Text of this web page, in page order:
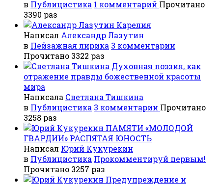
в Публицистика 1 комментарий Прочитано
3390 раз
Карелия
Написал Александр Лазутин
в Пейзажная лирика 3 комментарии
Прочитано 3322 раз
Духовная поэзия, как
отражение правды божественной красоты
мира
Написала Светлана Тишкина
в Публицистика 3 комментарии Прочитано
3258 раз
ПАМЯТИ «МОЛОДОЙ
ГВАРДИИ» РАСПЯТАЯ ЮНОСТЬ
Написал Юрий Кукурекин
в Публицистика Прокомментируй первым!
Прочитано 3257 раз
Предупреждение и